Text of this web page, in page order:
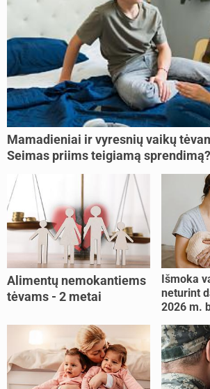
Mamadieniai ir vyresnių vaikų
Seimas priims teigiamą sprendimą?
Alimentų nemokantiems
tėvams - 2 metai
Išmoka
neturint
2026 m.